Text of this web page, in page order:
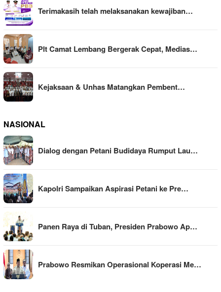
Terimakasih telah melaksanakan kewajiban…
Plt Camat Lembang Bergerak Cepat, Medias…
Kejaksaan & Unhas Matangkan Pembent…
NASIONAL
Dialog dengan Petani Budidaya Rumput Lau…
Kapolri Sampaikan Aspirasi Petani ke Pre…
Panen Raya di Tuban, Presiden Prabowo Ap…
Prabowo Resmikan Operasional Koperasi Me…